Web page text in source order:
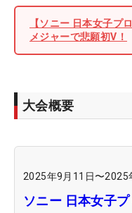
【ソニー 日本女子プ
メジャーで悲願初V！
大会概要
2025年9月11日〜2025
ソニー 日本女子